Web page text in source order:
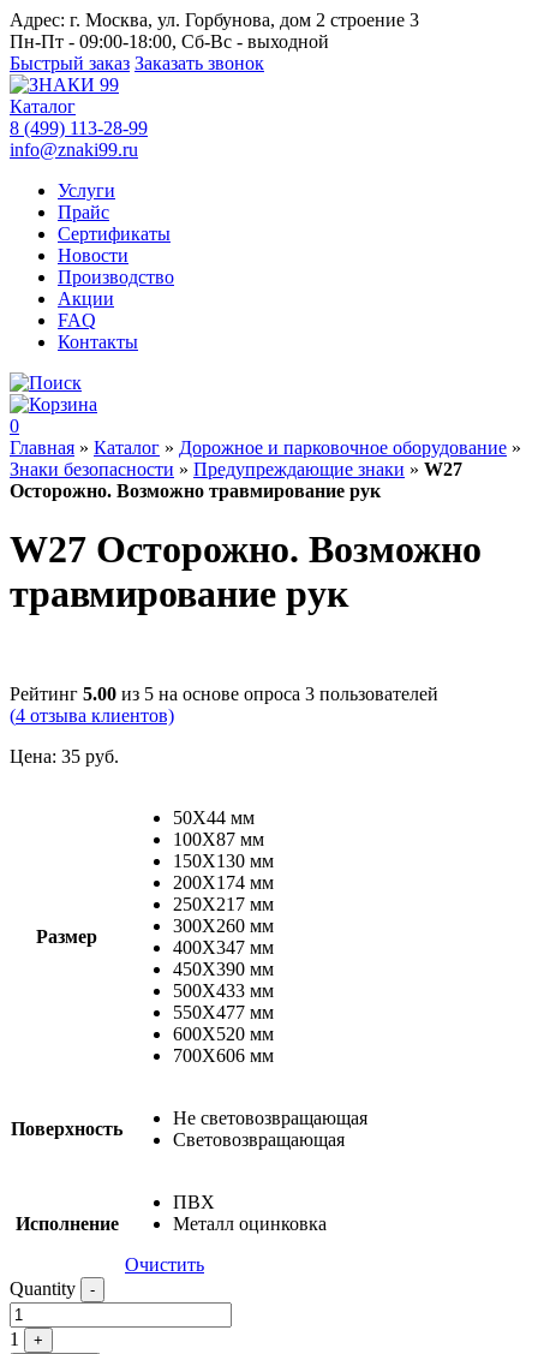
Адрес: г. Москва, ул. Горбунова, дом 2 строение 3
Пн-Пт - 09:00-18:00, Сб-Вс - выходной
Быстрый заказ Заказать звонок
Каталог
8 (499) 113-28-99
info@znaki99.ru
Услуги
Прайс
Сертификаты
Новости
Производство
Акции
FAQ
Контакты
0
Главная » Каталог » Дорожное и парковочное оборудование »
Знаки безопасности » Предупреждающие знаки » W27
Осторожно. Возможно травмирование рук
W27 Осторожно. Возможно
травмирование рук
Рейтинг 5.00 из 5 на основе опроса 3 пользователей
(4 отзыва клиентов)
Цена: 35 руб.
Размер
50X44 мм
100Х87 мм
150X130 мм
200X174 мм
250X217 мм
300X260 мм
400X347 мм
450X390 мм
500X433 мм
550X477 мм
600X520 мм
700X606 мм
Поверхность
Не световозвращающая
Cветовозвращающая
Исполнение
ПВХ
Металл оцинковка
Очистить
Quantity
-
1
+